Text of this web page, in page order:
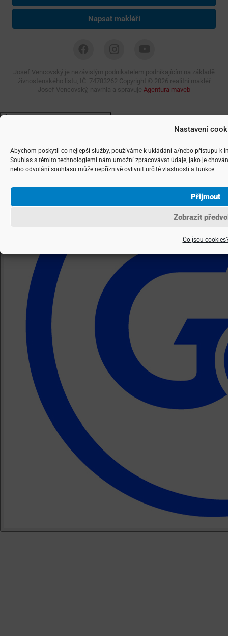
Nastavení
Abychom poskytli co nejlepší služby, používáme k ukládání a/nebo přístupu k
Souhlas s těmito technologiemi nám umožní zpracovávat údaje, jako je
nebo odvolání souhlasu může nepříznivě ovlivnit určité vlastnosti a funkce.
Přijmout
Zobrazit
Co jsou
Napsat makléři
Josef Vencovský je nezávislým podnikatelem podnikajícím na základě
živnostenského listu, IČ: 74783262 Copyright © 2026 realitní makléř
Josef Vencovský, navrhla a spravuje Agentura maveb